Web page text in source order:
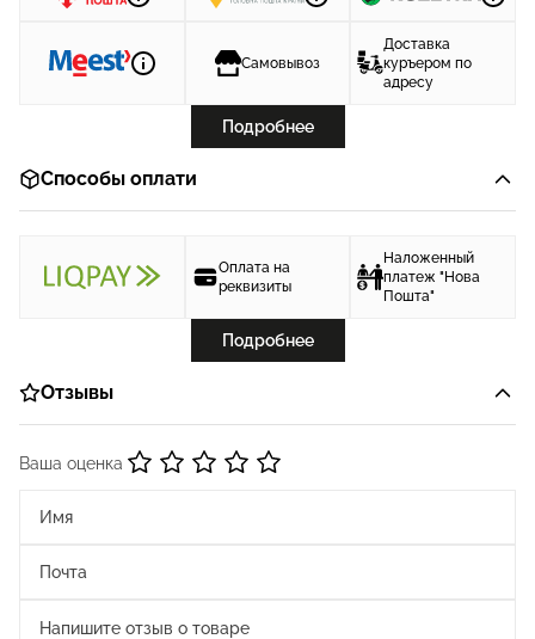
Самовывоз
Доставка
куръером по
адресу
Подробнее
Способы оплати
Оплата на
реквизиты
Наложенный
платеж "Нова
Пошта"
Подробнее
Отзывы
Ваша оценка